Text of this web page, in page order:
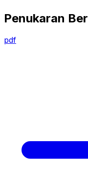
Penukaran
pdf